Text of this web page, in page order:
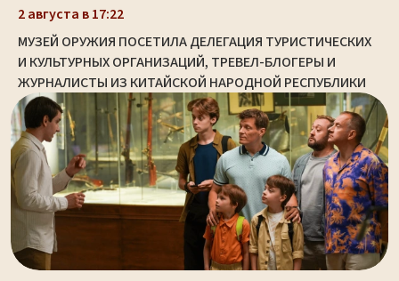
2 августа в 17:22
МУЗЕЙ ОРУЖИЯ ПОСЕТИЛА ДЕЛЕГАЦИЯ ТУРИСТИЧЕСКИХ
И КУЛЬТУРНЫХ ОРГАНИЗАЦИЙ, ТРЕВЕЛ-БЛОГЕРЫ И
ЖУРНАЛИСТЫ ИЗ КИТАЙСКОЙ НАРОДНОЙ РЕСПУБЛИКИ